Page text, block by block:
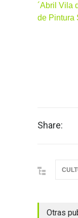
´Abril Vila
de Pintura
Share:
Otras